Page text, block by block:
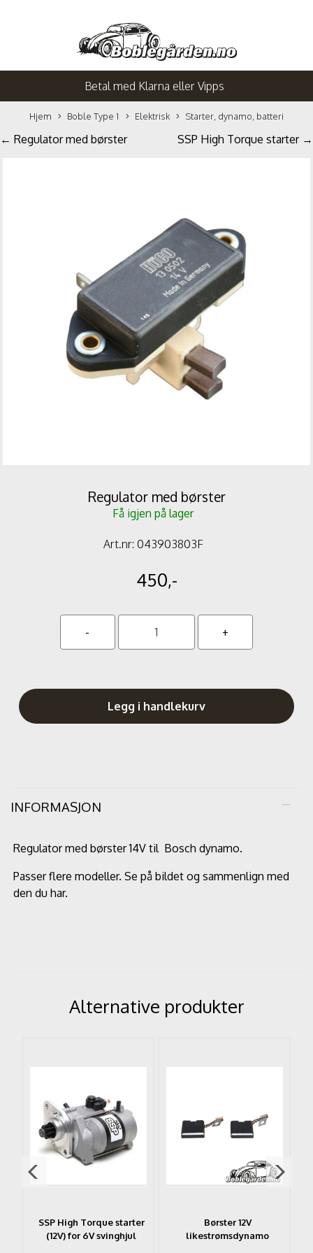
Betal med Klarna eller Vipps
Hjem Boble Type 1 Elektrisk Starter, dynamo, batteri
SSP High Torque starter →
← Regulator med børster
Regulator med børster
Få igjen på lager
Art.nr: 043903803F
450,-
Legg i handlekurv
INFORMASJON
Regulator med børster 14V til Bosch dynamo.
Passer flere modeller. Se på bildet og sammenlign med
den du har.
Alternative produkter
SSP High Torque starter
(12V) for 6V svinghjul
Børster 12V
likestrømsdynamo